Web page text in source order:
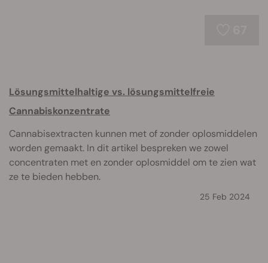
Lösungsmittelhaltige vs. lösungsmittelfreie
Cannabiskonzentrate
Cannabisextracten kunnen met of zonder oplosmiddelen
worden gemaakt. In dit artikel bespreken we zowel
concentraten met en zonder oplosmiddel om te zien wat
ze te bieden hebben.
25 Feb 2024